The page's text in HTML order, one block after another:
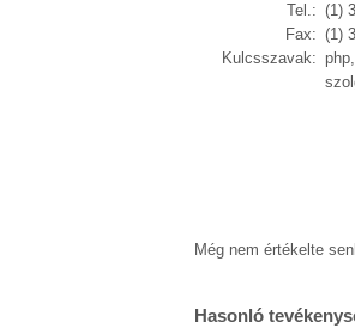
Tel.: (1)
Fax: (1)
Kulcsszavak:
Még nem értékelte
Hasonló